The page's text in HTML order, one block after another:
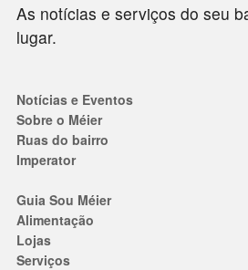
As notícias e serviços do seu
lugar.
Notícias e Eventos
Sobre o Méier
Ruas do bairro
Imperator
Guia Sou Méier
Alimentação
Lojas
Serviços